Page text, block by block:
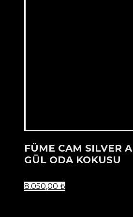
FÜME CAM SILVER
GÜL ODA KOKUSU
8.050,00 ₺